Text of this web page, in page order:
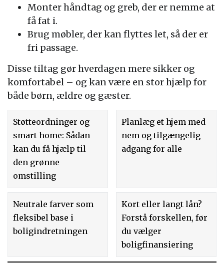
Monter håndtag og greb, der er nemme at
få fat i.
Brug møbler, der kan flyttes let, så der er
fri passage.
Disse tiltag gør hverdagen mere sikker og
komfortabel – og kan være en stor hjælp for
både børn, ældre og gæster.
Støtteordninger og
smart home: Sådan
kan du få hjælp til
den grønne
omstilling
Planlæg et hjem med
nem og tilgængelig
adgang for alle
Neutrale farver som
fleksibel base i
boligindretningen
Kort eller langt lån?
Forstå forskellen, før
du vælger
boligfinansiering